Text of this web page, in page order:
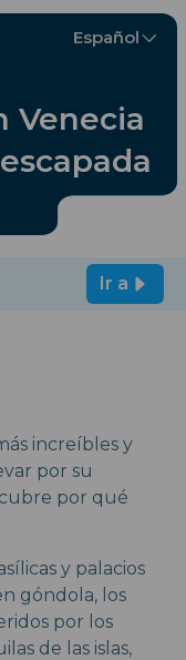
Español
Venecia
Ir a
increíbles y
por su
por qué
y palacios
góndola, los
por los
de las islas,